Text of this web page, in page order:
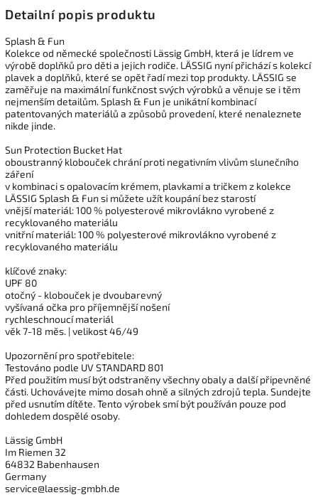
Detailní popis produktu
Splash & Fun
Kolekce od německé společnosti Lässig GmbH, která je lídrem ve
výrobě doplňků pro děti a jejich rodiče. LÄSSIG nyní přichází s kolekcí
plavek a doplňků, které se opět řadí mezi top produkty. LÄSSIG se
zaměřuje na maximální funkčnost svých výrobků a věnuje se i těm
nejmenším detailům. Splash & Fun je unikátní kombinací
patentovaných materiálů a způsobů provedení, které nenaleznete
nikde jinde.
Sun Protection Bucket Hat
oboustranný klobouček chrání proti negativním vlivům slunečního
záření
v kombinaci s opalovacím krémem, plavkami a tričkem z kolekce
LÄSSIG Splash & Fun si můžete užít koupání bez starostí
vnější materiál: 100 % polyesterové mikrovlákno vyrobené z
recyklovaného materiálu
vnitřní materiál: 100 % polyesterové mikrovlákno vyrobené z
recyklovaného materiálu
klíčové znaky:
UPF 80
otočný - klobouček je dvoubarevný
vyšívaná očka pro příjemnější nošení
rychleschnoucí materiál
věk 7-18 měs. | velikost 46/49
Upozornění pro spotřebitele:
Testováno podle UV STANDARD 801
Před použitím musí být odstraněny všechny obaly a další připevněné
části. Uchovávejte mimo dosah ohně a silných zdrojů tepla. Sundejte
před usnutím dítěte. Tento výrobek smí být používán pouze pod
dohledem dospělé osoby.
Lässig GmbH
Im Riemen 32
64832 Babenhausen
Germany
service@laessig-gmbh.de